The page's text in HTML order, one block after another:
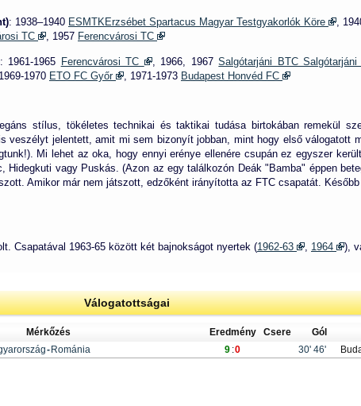
: 1938–1940 ESMTKErzsébet Spartacus Magyar Testgyakorlók Köre ,
TC , 1957 Ferencvárosi TC
: 1961-1965 Ferencvárosi TC , 1966, 1967Salgótarjáni BTC
1970 ETO FC Győr , 1971-1973 Budapest Honvéd FC
stílus, tökéletes technikai és taktikai tudása birtokában remekül
veszélyt jelentett, amit mi sem bizonyít jobban, mint hogy első válogatott
Mi lehet az oka, hogy ennyi erénye ellenére csupán ez egyszer
vagy Puskás. (Azon az egy találkozón Deák "Bamba" éppen
Amikor már nem játszott, edzőként irányította az FTC csapatát.
Csapatával 1963-65 között két bajnokságot nyertek (1962-63 1964 ),
Válogatottságai
Mérkőzés Eredmény Csere Gól
- Románia 9 :0 30' 46'